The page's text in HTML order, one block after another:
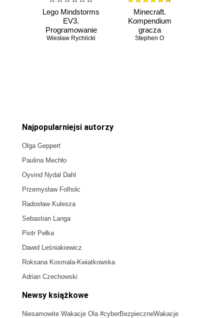
Lego Mindstorms
EV3.
Programowanie
robotów
Wiesław Rychlicki
Minecraft.
Kompendium
gracza
Stephen O
Najpopularniejsi autorzy
Olga Geppert
Paulina Mechło
Oyvind Nydal Dahl
Przemysław Folholc
Radosław Kulesza
Sebastian Langa
Piotr Pełka
Dawid Leśniakiewicz
Roksana Kosmala-Kwiatkowska
Adrian Czechowski
Newsy książkowe
Niesamowite Wakacje Ola #cyberBezpieczneWakacje